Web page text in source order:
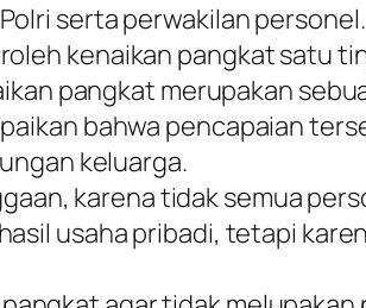
serta perwakilan
kenaikan pangkat satu
pangkat merupakan
bahwa pencapaian
keluarga.
karena tidak semua
usaha pribadi, tetapi